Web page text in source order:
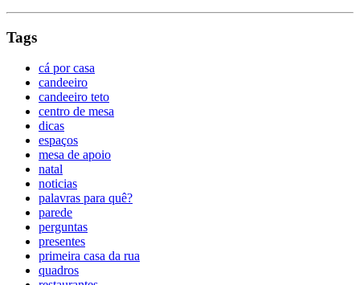
Tags
cá por casa
candeeiro
candeeiro teto
centro de mesa
dicas
espaços
mesa de apoio
natal
noticias
palavras para quê?
parede
perguntas
presentes
primeira casa da rua
quadros